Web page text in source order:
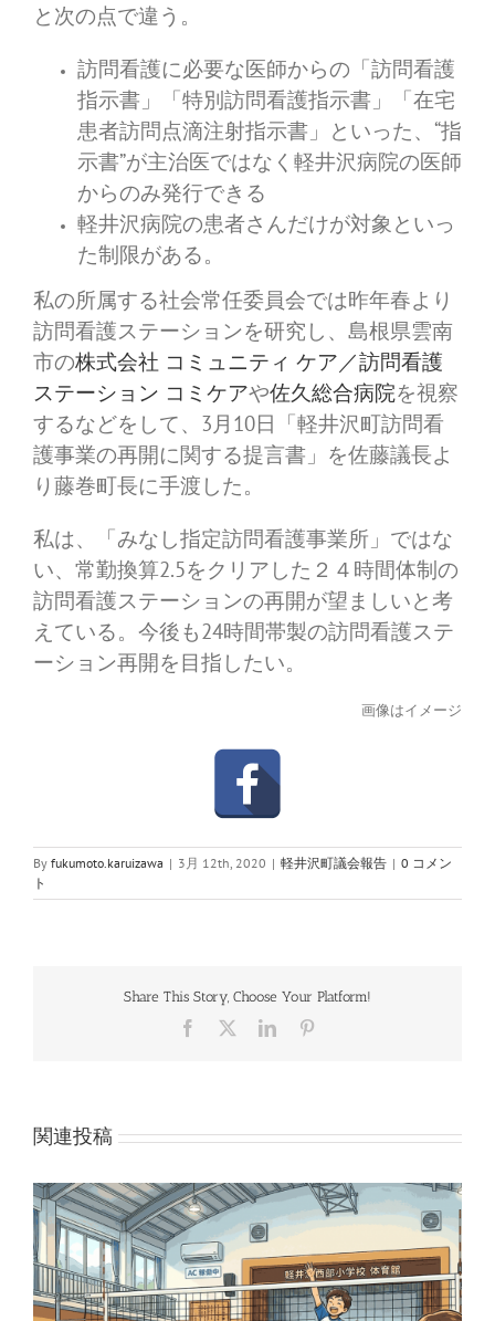
と次の点で違う。
訪問看護に必要な医師からの「訪問看護
指示書」「特別訪問看護指示書」「在宅
患者訪問点滴注射指示書」といった、“指
示書”が主治医ではなく軽井沢病院の医師
からのみ発行できる
軽井沢病院の患者さんだけが対象といっ
た制限がある。
私の所属する社会常任委員会では昨年春より
訪問看護ステーションを研究し、島根県雲南
市の株式会社 コミュニティ ケア／訪問看護
ステーション コミケアや佐久総合病院を視察
するなどをして、3月10日「軽井沢町訪問看
護事業の再開に関する提言書」を佐藤議長よ
り藤巻町長に手渡した。
私は、「みなし指定訪問看護事業所」ではな
い、常勤換算2.5をクリアした２４時間体制の
訪問看護ステーションの再開が望ましいと考
えている。今後も24時間帯製の訪問看護ステ
ーション再開を目指したい。
画像はイメージ
By fukumoto.karuizawa | 3月 12th, 2020 | 軽井沢町議会報告 | 0 コメン
ト
Share This Story, Choose Your Platform!
Facebook LinkedIn
関連投稿